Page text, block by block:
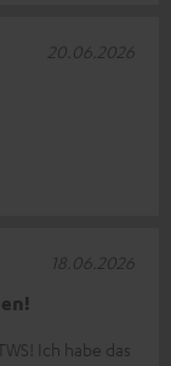
20.06.2026
Ich habe das
18.06.2026